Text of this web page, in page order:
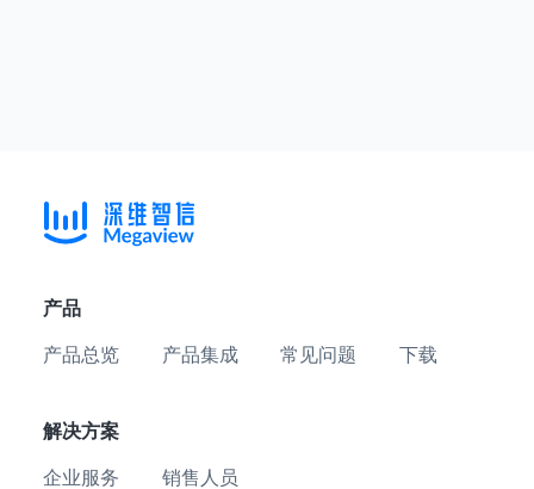
产品
产品总览 产品集成 常见问题 下载
解决方案
企业服务 销售人员